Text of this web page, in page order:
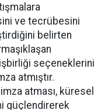
ve tecrübesini
belirten
seçeneklerini
atmıştır.
atması, küresel
güçlendirerek